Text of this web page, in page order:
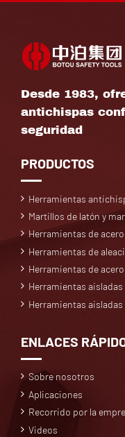
Desde 1983,
antichispas
seguridad
PRODUCTOS
Herramientas
Martillos de latón y
Herramientas de
Herramientas de
Herramientas de
Herramientas aisladas
Herramientas
ENLACES
Sobre nosotros
Aplicaciones
Recorrido por la
Videos